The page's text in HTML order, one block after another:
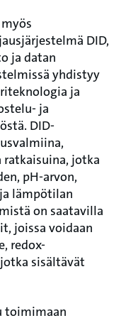
DID,
ja datan
yhdistyy
ja
ja
DID-
jotka
pH-arvon,
lämpötilan
on saatavilla
joissa voidaan
redox-
sisältävät
toimimaan